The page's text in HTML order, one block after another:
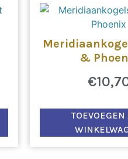
&
€
TOEVOEGEN